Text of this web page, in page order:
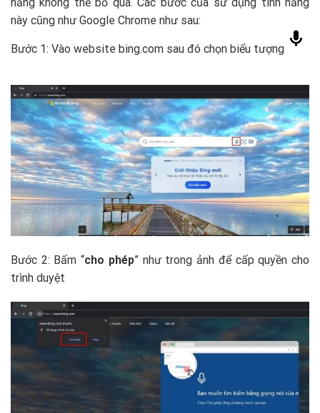
này cũng như Google Chrome như sau:
Bước 1: Vào website bing.com sau đó chọn biểu tượng
Bước 2: Bấm “cho phép” như trong ảnh để cấp quyền cho
trình duyệt